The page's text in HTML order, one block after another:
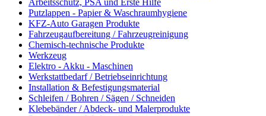
Arbeitsschutz, PSA und Erste Hilfe
Putzlappen - Papier & Waschraumhygiene
KFZ-Auto Garagen Produkte
Fahrzeugaufbereitung / Fahrzeugreinigung
Chemisch-technische Produkte
Werkzeug
Elektro - Akku - Maschinen
Werkstattbedarf / Betriebseinrichtung
Installation & Befestigungsmaterial
Schleifen / Bohren / Sägen / Schneiden
Klebebänder / Abdeck- und Malerprodukte